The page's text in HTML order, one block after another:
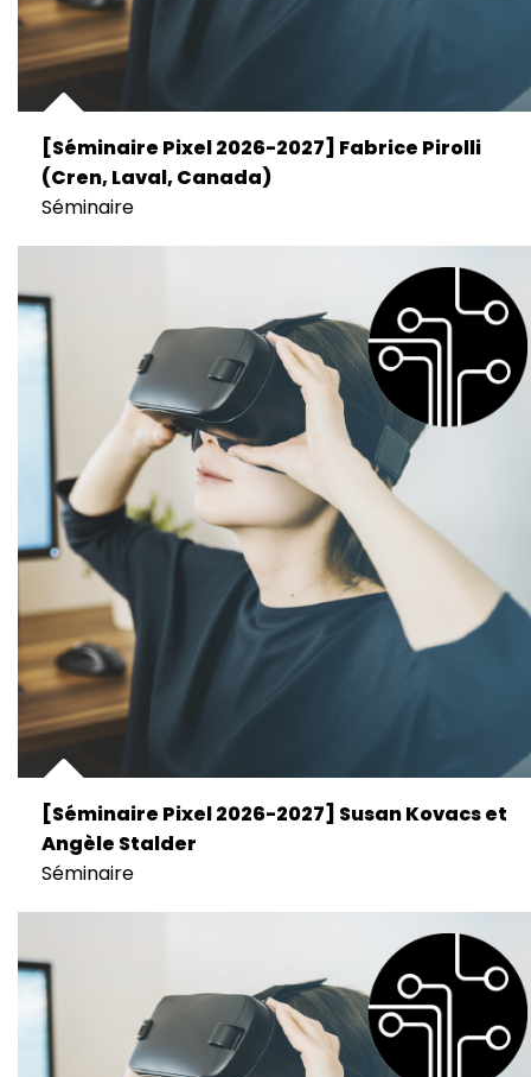
[Séminaire Pixel 2026-2027] Fabrice Pirolli
(Cren, Laval, Canada)
Séminaire
[Séminaire Pixel 2026-2027] Susan Kovacs et
Angèle Stalder
Séminaire